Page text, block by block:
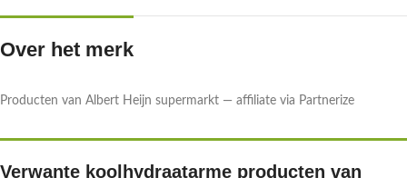
Over het merk
Producten van Albert Heijn supermarkt — affiliate via Partnerize
Verwante koolhydraatarme producten van